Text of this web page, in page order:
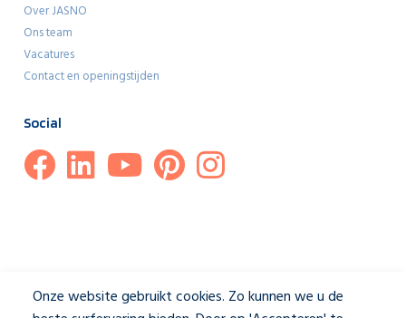
Over JASNO
Ons team
Vacatures
Contact en openingstijden
Social
Onze website gebruikt cookies. Zo kunnen we u de